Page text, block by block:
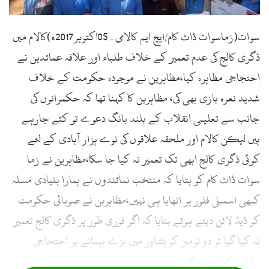
l
سوات(زماسوات ڈاٹ کام/ایچ ایم کالامی۔05اکتوبر2017ء)کالام میں
ڈگری کالج کی عدم تعمیر کے خلاف طلباء اور علاقہ عمائدین نے
احتجاجی مظاہرہ کیا،مظاہرین نے موجودہ حکومت کے خلاف
شدید نعرہ بازی بھی کی، مظاہرین کا کہنا تھا کہ حکمرانوں کی
جانب سے تعلیمی انقلاب کے بلند بانگ دعوے تو کئے جارہے
ہیں لیکن کالام اور ملحقہ علاقوں کی نوے ہزار آبادی کے لئے
کوئی ڈگری کالج ابھی تک تعمیر نہ کیا جا سکا،مظاہرین نے زما
سوات ڈاٹ کام کو بتایا کہ منتخب نمائندوں نے ہمارا بنیادی مسلہ
کبھی اسمبلی فلور پر اٹھایا ہی نہیں،مظاہرین نے صوبائی حکومت
کو ڈیڈ لائن دیتے ہوئے بتایا کہ اگر فوری طور پر ڈگری کالج تعمیر
نہ کیا گیا تو دو نومبر کو پشاور میں بڑے پیمانے پر احتجاجی